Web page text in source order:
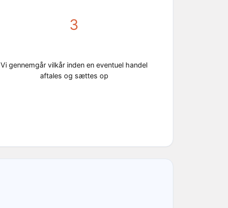
3
Vi gennemgår vilkår inden en eventuel handel
aftales og sættes op